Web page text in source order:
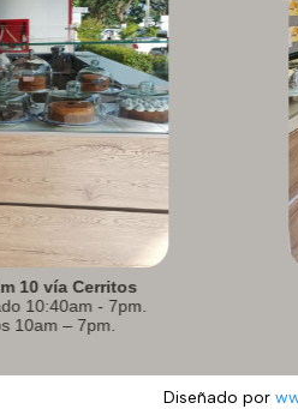
El Arriero – Mercasa
a Sábado 8am – 9pm.
y Festivos 9am – 8pm.
Diseñado por